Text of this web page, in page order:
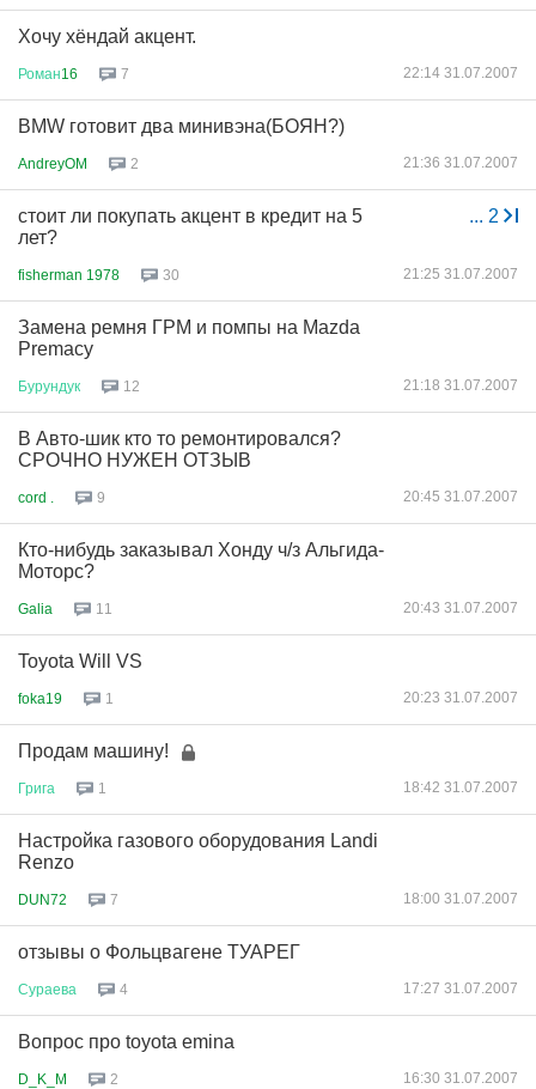
Хочу хёндай акцент.
Роман16 7 22:14 31.07.2007
BMW готовит два минивэна(БОЯН?)
AndreyOM 2 21:36 31.07.2007
... 2
стоит ли покупать акцент в кредит на 5
лет?
fisherman 1978 30 21:25 31.07.2007
Замена ремня ГРМ и помпы на Mazda
Premacy
Бурундук 12 21:18 31.07.2007
В Авто-шик кто то ремонтировался?
СРОЧНО НУЖЕН ОТЗЫВ
cord . 9 20:45 31.07.2007
Кто-нибудь заказывал Хонду ч/з Альгида-
Моторс?
Galia 11 20:43 31.07.2007
Toyota Will VS
foka19 1 20:23 31.07.2007
Продам машину!
Грига 1 18:42 31.07.2007
Настройка газового оборудования Landi
Renzo
DUN72 7 18:00 31.07.2007
отзывы о Фольцвагене ТУАРЕГ
Сураева 4 17:27 31.07.2007
Вопрос про toyota emina
D_K_M 2 16:30 31.07.2007